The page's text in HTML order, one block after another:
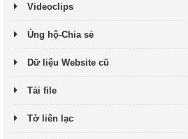
Videoclips
Ủng hộ-Chia sẻ
Dữ liệu Website cũ
Tải file
Tờ liên lạc